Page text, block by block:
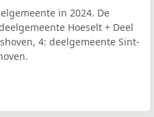
in 2024. De
Hoeselt + Deel
4: deelgemeente Sint-